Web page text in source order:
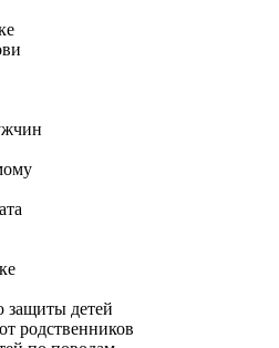
защиты детей
родственников